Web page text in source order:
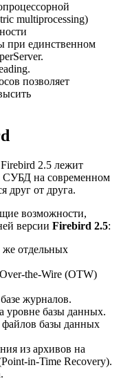
multiprocessing)
при единственном
позволяет
2.5 лежит
СУБД на современном
друг от друга.
возможности,
версии Firebird 2.5:
отдельных
the-Wire (OTW)
журналов.
уровне базы данных.
базы данных
из архивов на
in-Time Recovery).